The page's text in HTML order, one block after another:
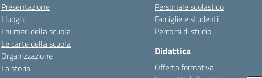
Presentazione
I luoghi
I numeri della scuola
Le carte della scuola
Organizzazione
La storia
Personale scolastico
Famiglie e studenti
Percorsi di studio
Didattica
Offerta formativa